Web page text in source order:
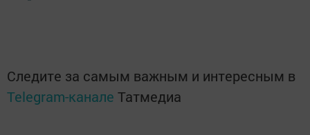
Следите за самым важным и интересным в
Telegram-канале Татмедиа